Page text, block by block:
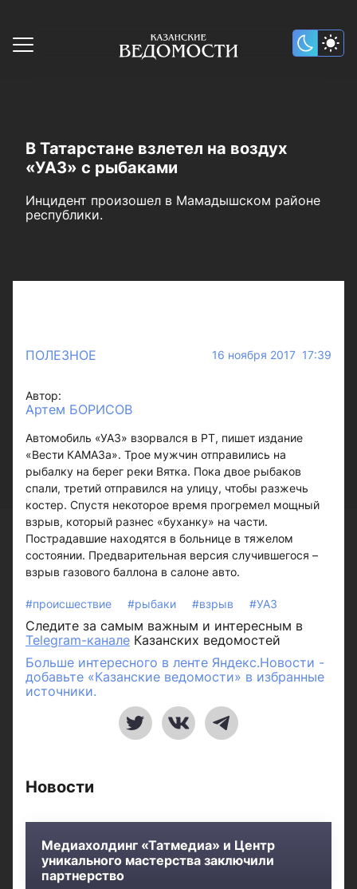
В Татарстане взлетел на воздух
«УАЗ» с рыбаками
Инцидент произошел в Мамадышском районе
республики.
ПОЛЕЗНОЕ 16 ноября 2017 17:39
Автор:
Артем БОРИСОВ
Автомобиль «УАЗ» взорвался в РТ, пишет издание
«Вести КАМАЗа». Трое мужчин отправились на
рыбалку на берег реки Вятка. Пока двое рыбаков
спали, третий отправился на улицу, чтобы разжечь
костер. Спустя некоторое время прогремел мощный
взрыв, который разнес «буханку» на части.
Пострадавшие находятся в больнице в тяжелом
состоянии. Предварительная версия случившегося –
взрыв газового баллона в салоне авто.
#происшествие #рыбаки #взрыв #УАЗ
Следите за самым важным и интересным в
Telegram-канале Казанских ведомостей
Больше интересного в ленте Яндекс.Новости -
добавьте «Казанские ведомости» в избранные
источники.
Новости
Медиахолдинг «Татмедиа» и Центр
уникального мастерства заключили
партнерство